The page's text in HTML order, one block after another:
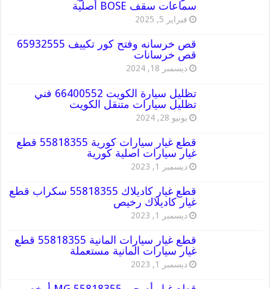
سماعات سقف BOSE أصلية
فبراير 5, 2025
قص خرسانه وفتح كور تكييف 65932555
قص خرسانات
ديسمبر 18, 2024
تظليل سيارة الكويت 66400552 فني
تظليل سيارات متنقل الكويت
يونيو 28, 2024
قطع غيار سيارات كورية 55818355 قطع
غيار سيارات اصلية كورية
ديسمبر 1, 2023
قطع غيار كاديلاك 55818355 سكراب قطع
غيار كاديلاك رخيص
ديسمبر 1, 2023
قطع غيار سيارات المانية 55818355 قطع
غيار سيارات المانية مستعملة
ديسمبر 1, 2023